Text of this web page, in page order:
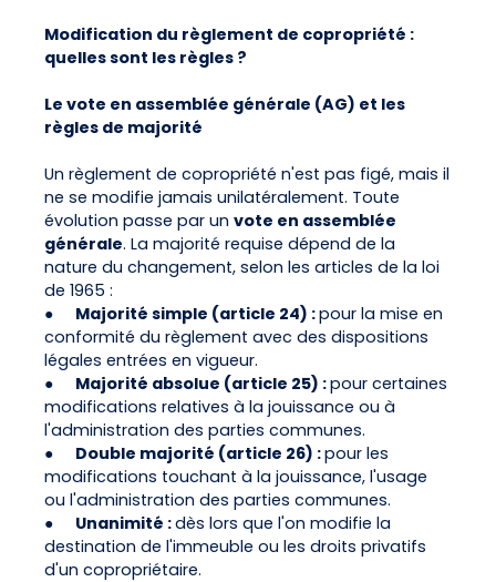
Modification du règlement de copropriété :
quelles sont les règles ?
Le vote en assemblée générale (AG) et les
règles de majorité
Un règlement de copropriété n'est pas figé, mais il
ne se modifie jamais unilatéralement. Toute
évolution passe par un vote en assemblée
générale. La majorité requise dépend de la
nature du changement, selon les articles de la loi
de 1965 :
●
Majorité simple (article 24) :pour la mise en
conformité du règlement avec des dispositions
légales entrées en vigueur.
●
Majorité absolue (article 25) :pour certaines
modifications relatives à la jouissance ou à
l'administration des parties communes.
●
Double majorité (article 26) :pour les
modifications touchant à la jouissance, l'usage
ou l'administration des parties communes.
●
Unanimité :dès lors que l'on modifie la
destination de l'immeuble ou les droits privatifs
d'un copropriétaire.